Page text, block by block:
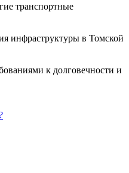
транспортные
инфраструктуры в Томской
к долговечности и